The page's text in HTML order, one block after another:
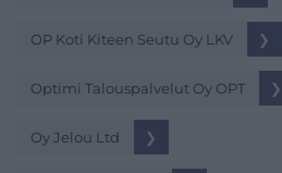
OP Koti Kiteen Seutu Oy LKV ❯
Optimi Talouspalvelut Oy OPT ❯
Oy Jelou Ltd ❯